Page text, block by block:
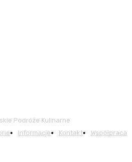
Podróże Kulinarne
Informacje Kontakt Współpraca